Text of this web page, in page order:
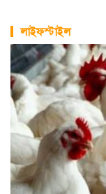
লাইফস্টাইল